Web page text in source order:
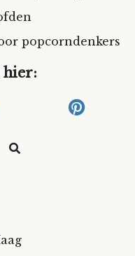
popcorndenkers
hier: